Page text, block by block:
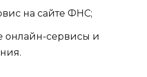
на сайте ФНС;
онлайн-сервисы и